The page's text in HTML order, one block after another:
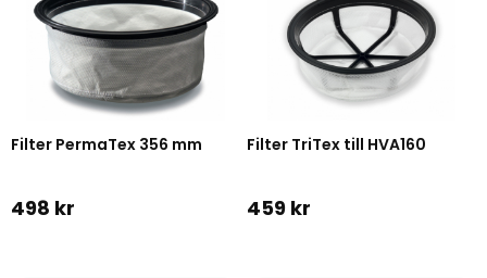
Filter PermaTex 356 mm
498 kr
Filter TriTex till HVA160
459 kr